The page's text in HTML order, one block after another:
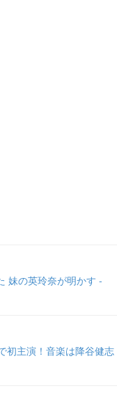
妹の英玲奈が明かす -
初主演！音楽は降谷健志